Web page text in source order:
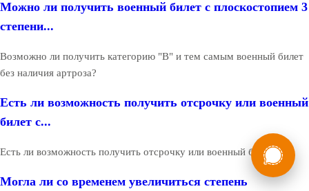
Можно ли получить военный билет с плоскостопием 3
степени...
Возможно ли получить категорию "В" и тем самым военный билет
без наличия артроза?
Есть ли возможность получить отсрочку или военный
билет с...
Есть ли возможность получить отсрочку или военный билет?
Могла ли со временем увеличиться степень